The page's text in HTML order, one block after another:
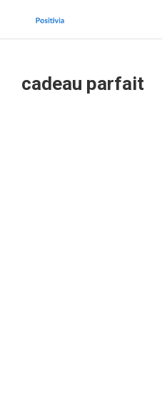
cadeau parfait